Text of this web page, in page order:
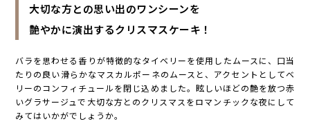
大切な方との思い出のワンシーンを
艶やかに演出するクリスマスケーキ！
バラを思わせる香りが特徴的なタイベリーを使用したムースに、口当
たりの良い滑らかなマスカルポーネのムースと、アクセントとしてベ
リーのコンフィチュールを閉じ込めました。眩しいほどの艶を放つ赤
いグラサージュで大切な方とのクリスマスをロマンチックな夜にして
みてはいかがでしょうか。